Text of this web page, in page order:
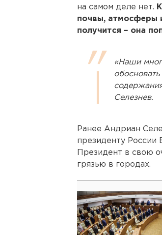
на самом деле нет.
почвы, атмосферы
получится – она
«Наши
Селезнев.
Ранее Андриан
президенту России
Президент в свою
грязью в городах.